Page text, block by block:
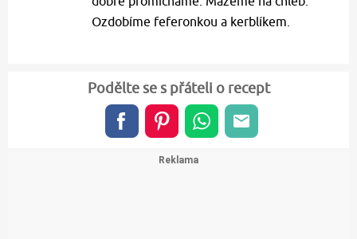
Ozdobíme feferonkou a kerblíkem.
Podělte se s přáteli o recept